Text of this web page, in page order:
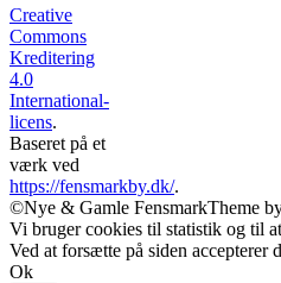
Creative
Commons
Kreditering
4.0
International-
licens.
Baseret på et
værk ved
https://fensmarkby.dk/.
©Nye & Gamle FensmarkTheme
Vi bruger cookies til statistik og til
Ved at forsætte på siden accepterer
Ok